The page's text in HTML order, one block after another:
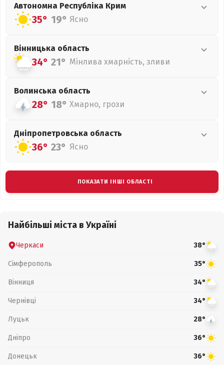
Автономна Республіка Крим
35° 19° Ясно
Вінницька область
34° 21° Мінлива хмарність, зливи
Волинська область
28° 18° Хмарно, грози
Дніпропетровська область
36° 23° Ясно
ПОКАЗАТИ ІНШІ ОБЛАСТІ
Найбільші міста в Україні
Черкаси 38°
Сімферополь 35°
Вінниця 34°
Чернівці 34°
Луцьк 28°
Дніпро 36°
Донецьк 36°